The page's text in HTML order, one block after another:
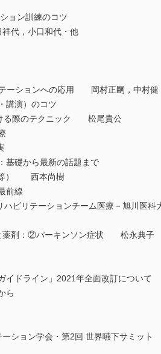
ョン訓練のコツ
代，小口和代・他
テーションへの応用 岡村正嗣，中村
講演）のコツ
ける際のテクニック 松尾貴公
基礎から最新の話題まで
等） 西本尚樹
前線
ハビリテーションチーム医療－旭川
と薬剤：②パーキンソン症状 松永典子
ガイドライン」2021年全面改訂につい
ら
ーション学会・第2回 世界嚥下サミッ